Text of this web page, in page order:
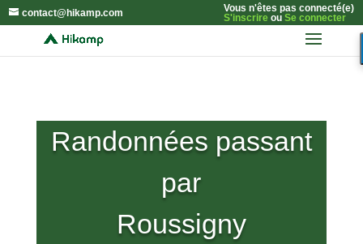
contact@hikamp.com
Vous n'êtes pas connecté(e)
S'inscrireou Se connecter
Randonnées passant
par
Roussigny